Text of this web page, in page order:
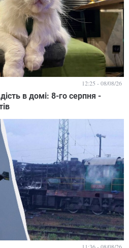
в домі: 8-го серпня -
12:25 - 08/08/26